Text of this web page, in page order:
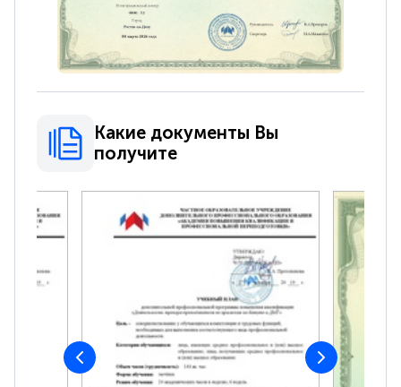
Какие документы Вы
получите